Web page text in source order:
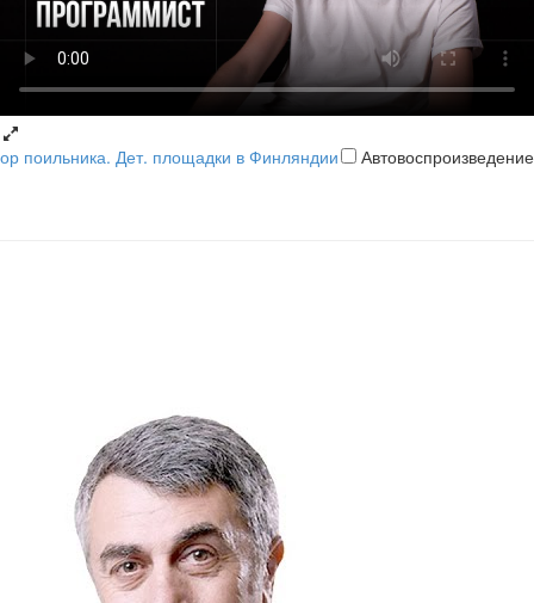
Автовоспроизведение
поильника. Дет. площадки в Финляндии